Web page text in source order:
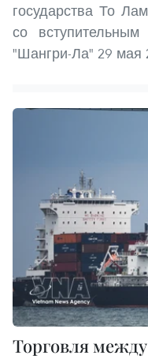
государства То
со
"Шангри-Ла" 29 мая
Торговля